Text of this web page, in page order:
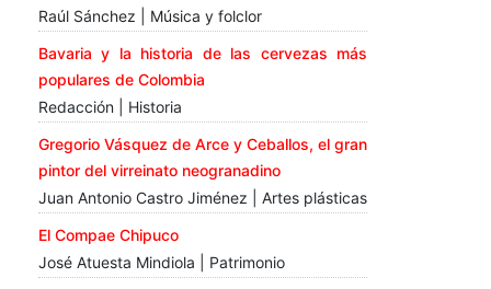
Raúl Sánchez | Música y folclor
Bavaria y la historia de las cervezas más
populares de Colombia
Redacción | Historia
Gregorio Vásquez de Arce y Ceballos, el gran
pintor del virreinato neogranadino
Juan Antonio Castro Jiménez | Artes plásticas
El Compae Chipuco
José Atuesta Mindiola | Patrimonio